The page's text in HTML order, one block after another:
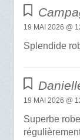
19 MAI 2026 @
Splendide
19 MAI 2026 @
Superbe